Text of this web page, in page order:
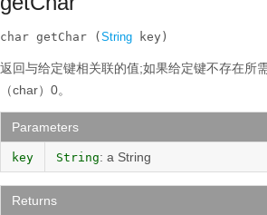
char getChar ( String key)
返回与给定键相关联的值;如果给定键不存在所
（char）0。
Parameters
key String: a String
Returns